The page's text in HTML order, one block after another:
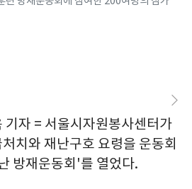
자 = 서울시자원봉사센터가
치와 재난구호 요령을 운동회
방재운동회'를 열었다.